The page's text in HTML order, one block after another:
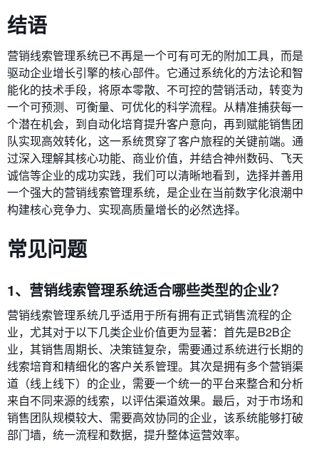
结语
营销线索管理系统已不再是一个可有可无的附加工具，而是
驱动企业增长引擎的核心部件。它通过系统化的方法论和智
能化的技术手段，将原本零散、不可控的营销活动，转变为
一个可预测、可衡量、可优化的科学流程。从精准捕获每一
个潜在机会，到自动化培育提升客户意向，再到赋能销售团
队实现高效转化，这一系统贯穿了客户旅程的关键前端。通
过深入理解其核心功能、商业价值，并结合神州数码、飞天
诚信等企业的成功实践，我们可以清晰地看到，选择并善用
一个强大的营销线索管理系统，是企业在当前数字化浪潮中
构建核心竞争力、实现高质量增长的必然选择。
常见问题
1、营销线索管理系统适合哪些类型的企业？
营销线索管理系统几乎适用于所有拥有正式销售流程的企
业，尤其对于以下几类企业价值更为显著：首先是B2B企
业，其销售周期长、决策链复杂，需要通过系统进行长期的
线索培育和精细化的客户关系管理。其次是拥有多个营销渠
道（线上线下）的企业，需要一个统一的平台来整合和分析
来自不同来源的线索，以评估渠道效果。最后，对于市场和
销售团队规模较大、需要高效协同的企业，该系统能够打破
部门墙，统一流程和数据，提升整体运营效率。